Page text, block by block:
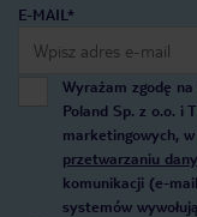
E-MAIL*
Wyrażam zgodę
Poland Sp. z o.o. i
marketingowych,
przetwarzaniu
komunikacji (e-
systemów